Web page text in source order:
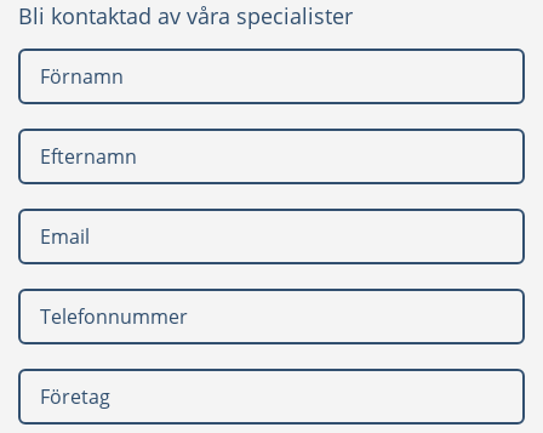
Bli kontaktad av våra specialister